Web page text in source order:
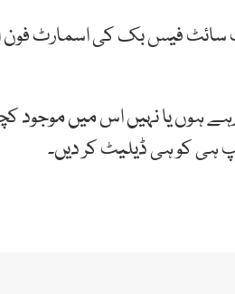
فیس بک کی اسمارٹ فون
یا نہیں اس میں موجود کچھ
ہی کو ہی ڈیلیٹ کر دیں۔